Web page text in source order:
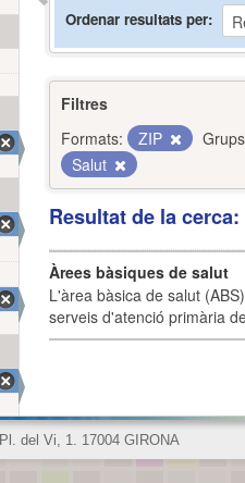
Ordenar resultats per
Filtres
Formats:
ZIP
Salut
Resultat de la
Àrees bàsiques de salut
L'àrea bàsica de salut
serveis d'atenció primària
Pl. del Vi, 1. 17004 GIRONA